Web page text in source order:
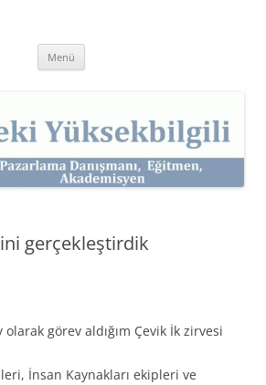
Kişisel Web Sitesi.
Menü
gerçekleştirdik
görev aldığım Çevik İk zirvesi
İnsan Kaynakları ekipleri ve